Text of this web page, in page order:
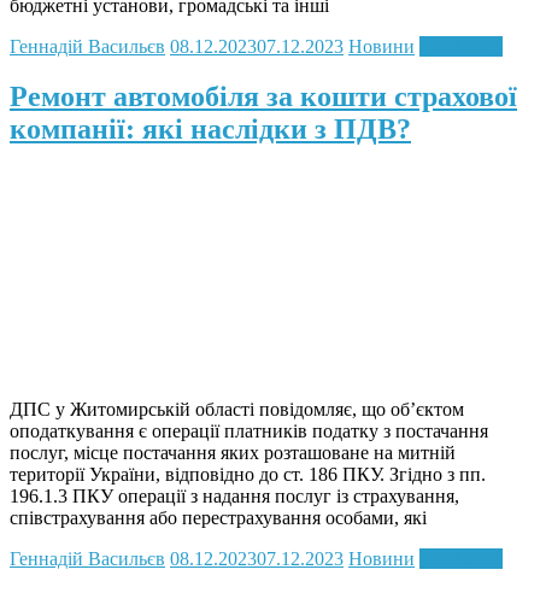
бюджетні установи, громадські та інші
Геннадій Васильєв 08.12.202307.12.2023 Новини
Ремонт автомобіля за кошти страхової
компанії: які наслідки з ПДВ?
ДПС у Житомирській області повідомляє, що об’єктом
оподаткування є операції платників податку з постачання
послуг, місце постачання яких розташоване на митній
території України, відповідно до ст. 186 ПКУ. Згідно з пп.
196.1.3 ПКУ операції з надання послуг із страхування,
співстрахування або перестрахування особами, які
Геннадій Васильєв 08.12.202307.12.2023 Новини